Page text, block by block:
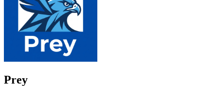
Prey